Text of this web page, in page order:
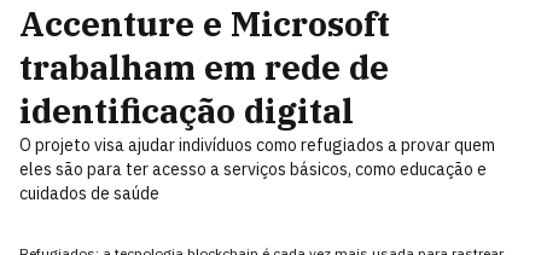
Accenture e Microsoft
trabalham em rede de
identificação digital
O projeto visa ajudar indivíduos como refugiados a provar quem
eles são para ter acesso a serviços básicos, como educação e
cuidados de saúde